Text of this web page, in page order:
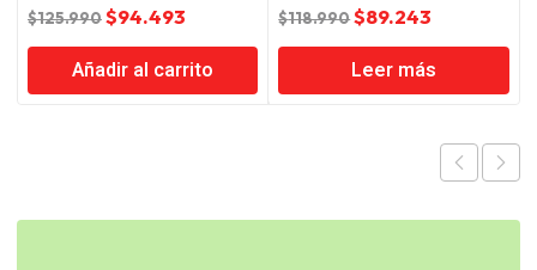
$125.990El
precio
original
era:
$94.493
precio
actual
es:
Añadir al carrito
$118.990El
precio
original
era:
$89.243
precio
actual
es:
Leer más